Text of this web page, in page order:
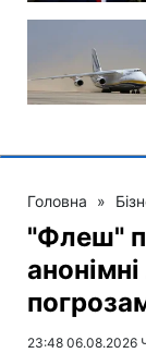
Головна »
"Флеш"
23:48 06.08.2026